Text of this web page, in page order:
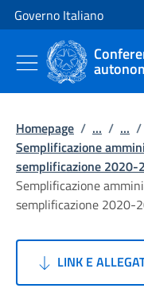
Vai al contenuto
Vai alla navigazione del sito
Governo Italiano
Homepage / ... / ... /
Semplificazione
semplificazione 2020-
Semplificazione
semplificazione 2020-
LINK E